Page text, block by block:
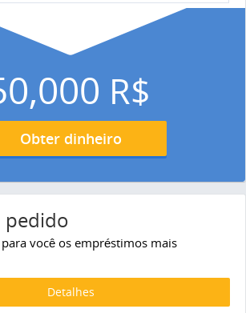
R$
Obter dinheiro
pedido
você os empréstimos mais
Detalhes